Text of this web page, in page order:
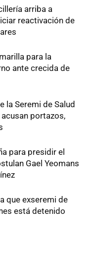
arriba a
reactivación de
para la
ante crecida de
la Seremi de Salud
portazos,
para presidir el
Gael Yeomans
que exseremi de
está detenido